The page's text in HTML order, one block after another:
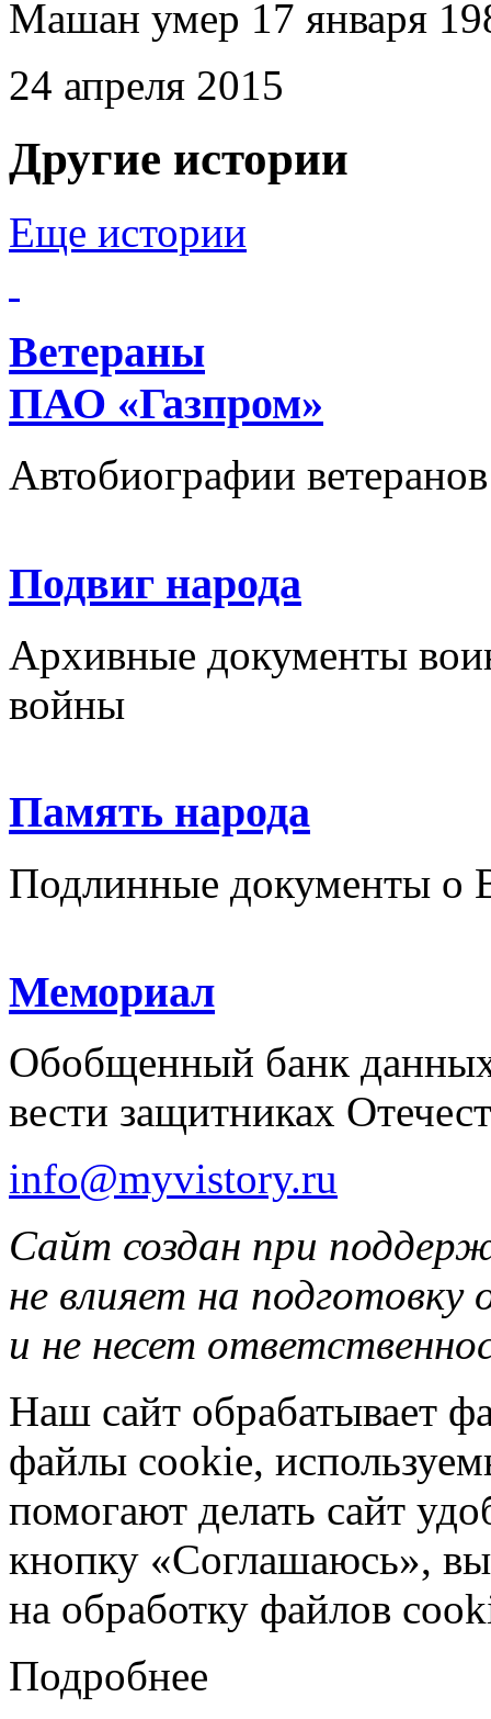
Машан умер 17 января
24 апреля 2015
Другие истории
Еще истории
Ветераны
ПАО «Газпром»
Автобиографии ветеранов
Подвиг народа
Архивные документы
войны
Память народа
Подлинные документы о
Мемориал
Обобщенный банк
вести защитниках
info@myvistory.ru
Сайт создан при
не влияет на подготовку
и не несет
Наш сайт обрабатывает
файлы cookie,
помогают делать сайт
кнопку «Соглашаюсь», вы
на обработку файлов
Подробнее